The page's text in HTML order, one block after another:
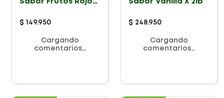
Sabor Frutos Rojos
$ 149.950
Cargando
comentarios…
Sabor Vanilla X 2lb
$ 248.950
Cargando
comentarios…